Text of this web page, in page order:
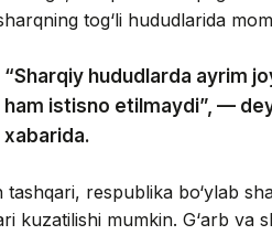
tog‘li hududlarida
“Sharqiy hududlarda ayrim
ham istisno etilmaydi”, —
xabarida.
tashqari, respublika bo‘ylab
kuzatilishi mumkin. G‘arb